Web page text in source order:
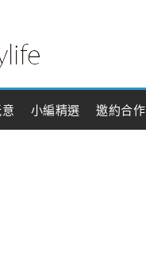
小編精選 邀約合作